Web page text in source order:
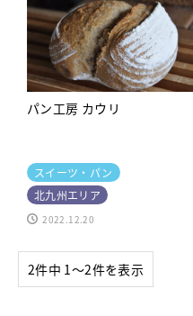
パン工房 カウリ
スイーツ・パン
北九州エリア
2022.12.20
2件中 1〜2件を表示